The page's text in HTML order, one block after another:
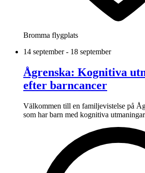
Bromma flygplats
14 september - 18 september
Ågrenska: Kognitiva
efter barncancer
Välkommen till en familjevistelse på
som har barn med kognitiva